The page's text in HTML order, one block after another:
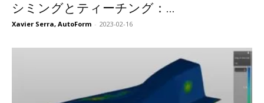
シミングとティーチング：...
Xavier Serra, AutoForm - 2023-02-16